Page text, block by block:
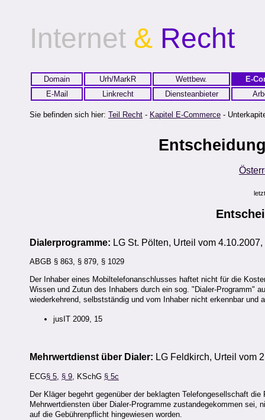
Internet & Recht
Domain Urh/MarkR Wettbew.
E-
E-Mail
Linkrecht Diensteanbieter
Sie befinden sich hier: Teil Recht - Kapitel E-Commerce -
Dialerprogramme: LG St. Pölten, Urteil vom
ABGB § 863, § 879, § 1029
Der Inhaber eines Mobiltelefonanschlusses haftet nicht für die
Wissen und Zutun des Inhabers durch ein sog. "Dialer-Programm"
wiederkehrend, selbstständig und vom Inhaber nicht erkennbar und
jusIT 2009, 15
Mehrwertdienst über Dialer: LG Feldkirch, Urteil vom
ECG§ 5 § 9 , KSchG § 5c
Der Kläger begehrt gegenüber der beklagten Telefongesellschaft
Mehrwertdiensten über Dialer-Programme zustandegekommen
auf die Gebührenpflicht hingewiesen worden.